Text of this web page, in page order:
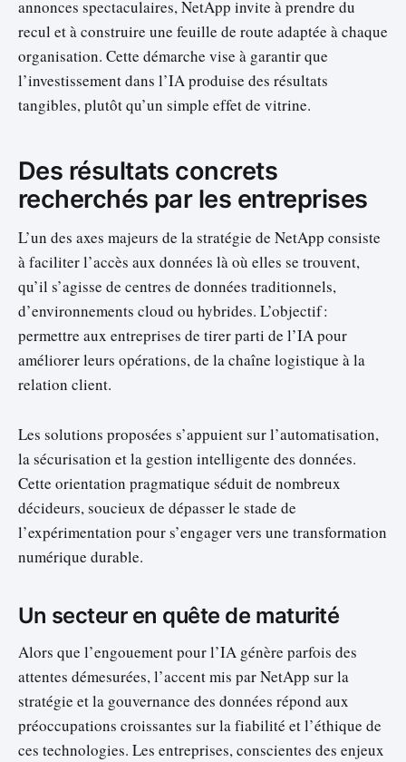
annonces spectaculaires, NetApp invite à prendre du
recul et à construire une feuille de route adaptée à chaque
organisation. Cette démarche vise à garantir que
l’investissement dans l’IA produise des résultats
tangibles, plutôt qu’un simple effet de vitrine.
Des résultats concrets
recherchés par les entreprises
L’un des axes majeurs de la stratégie de NetApp consiste
à faciliter l’accès aux données là où elles se trouvent,
qu’il s’agisse de centres de données traditionnels,
d’environnements cloud ou hybrides. L’objectif :
permettre aux entreprises de tirer parti de l’IA pour
améliorer leurs opérations, de la chaîne logistique à la
relation client.
Les solutions proposées s’appuient sur l’automatisation,
la sécurisation et la gestion intelligente des données.
Cette orientation pragmatique séduit de nombreux
décideurs, soucieux de dépasser le stade de
l’expérimentation pour s’engager vers une transformation
numérique durable.
Un secteur en quête de maturité
Alors que l’engouement pour l’IA génère parfois des
attentes démesurées, l’accent mis par NetApp sur la
stratégie et la gouvernance des données répond aux
préoccupations croissantes sur la fiabilité et l’éthique de
ces technologies. Les entreprises, conscientes des enjeux